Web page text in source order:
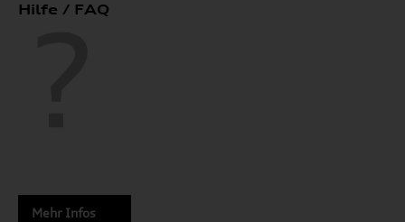
Hilfe / FAQ
Mehr Infos